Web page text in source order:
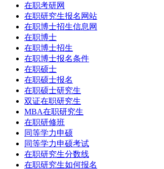
在职考研网
在职研究生报名网站
在职博士招生信息网
在职博士
在职博士招生
在职博士报名条件
在职硕士
在职硕士报名
在职硕士研究生
双证在职研究生
MBA在职研究生
在职研修班
同等学力申硕
同等学力申硕考试
在职研究生分数线
在职研究生如何报名